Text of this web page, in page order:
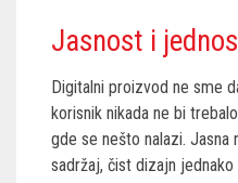
Jasnost i
Digitalni proizvod ne sme
korisnik nikada ne bi
gde se nešto nalazi. Jasna
sadržaj, čist dizajn